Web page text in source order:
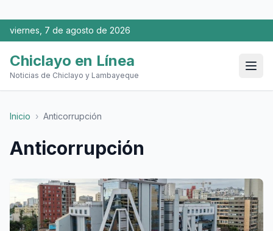
viernes, 7 de agosto de 2026
Chiclayo en Línea
Noticias de Chiclayo y Lambayeque
Inicio › Anticorrupción
Anticorrupción